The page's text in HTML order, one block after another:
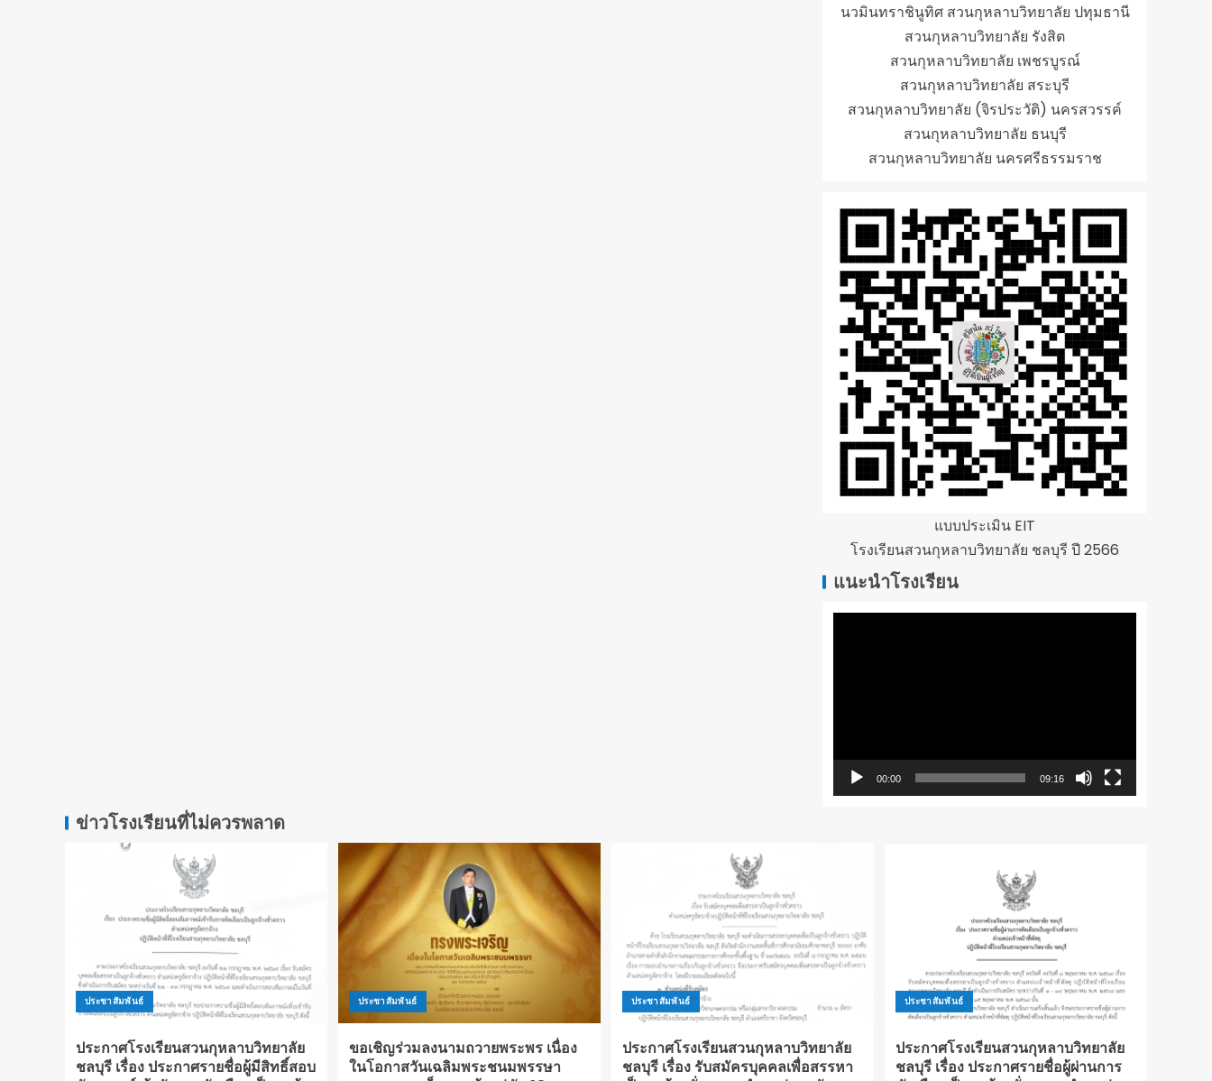
นวมินทราชินูทิศ สวนกุหลาบวิทยาลัย ปทุมธานี
สวนกุหลาบวิทยาลัย รังสิต
สวนกุหลาบวิทยาลัย เพชรบูรณ์
สวนกุหลาบวิทยาลัย สระบุรี
สวนกุหลาบวิทยาลัย (จิรประวัติ) นครสวรรค์
สวนกุหลาบวิทยาลัย ธนบุรี
สวนกุหลาบวิทยาลัย นครศรีธรรมราช
แบบประเมิน EIT
โรงเรียนสวนกุหลาบวิทยาลัย ชลบุรี ปี 2566
แนะนำโรงเรียน
00:00 09:16
ข่าวโรงเรียนที่ไม่ควรพลาด
ประชาสัมพันธ์
ประกาศโรงเรียนสวนกุหลาบวิทยาลัย
ชลบุรี เรื่อง ประกาศรายชื่อผู้มีสิทธิ์สอบ
ประชาสัมพันธ์
ขอเชิญร่วมลงนามถวายพระพร เนื่อง
ในโอกาสวันเฉลิมพระชนมพรรษา
ประชาสัมพันธ์
ประกาศโรงเรียนสวนกุหลาบวิทยาลัย
ชลบุรี เรื่อง รับสมัครบุคคลเพื่อสรรหา
ประชาสัมพันธ์
ประกาศโรงเรียนสวนกุหลาบวิทยาลัย
ชลบุรี เรื่อง ประกาศรายชื่อผู้ผ่านการ